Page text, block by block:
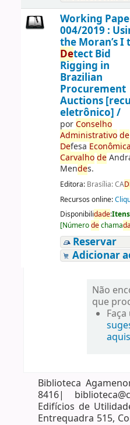
Working
004/2019 :
the Moran’s I
Detect Bid
Rigging in
Brazilian
Procurement
Auctions
eletrônico] /
porConselho
Administrativo de
Defesa Econômica
Carvalho de
Mendes.
Editora: Brasília: CA
Recursos online:
Disponibilidade:
[Númerodechamada
Reservar
Adicionar
Não
que
Biblioteca
8416|
Edifícios de
Entrequadra 515,